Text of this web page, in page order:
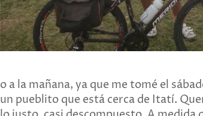
o a la mañana, ya que me tomé el
un pueblito que está cerca de Itatí.